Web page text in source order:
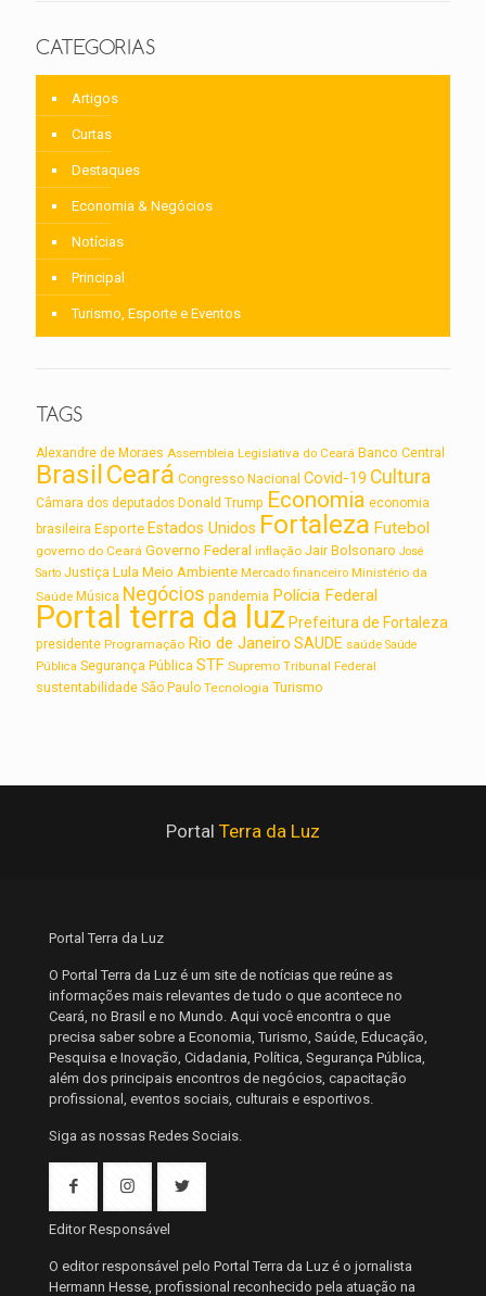
CATEGORIAS
Artigos
Curtas
Destaques
Economia & Negócios
Notícias
Principal
Turismo, Esporte e Eventos
TAGS
Alexandre de Moraes Assembleia Legislativa do Ceará Banco Central
BrasilCeará Congresso Nacional Covid-19 Cultura
Câmara dos deputados Donald Trump Economia economia
brasileira Esporte Estados Unidos Fortaleza Futebol
governo do Ceará Governo Federal inflação Jair Bolsonaro José
Sarto Justiça Lula Meio Ambiente Mercado financeiro Ministério da
Saúde Música Negócios pandemia Polícia Federal
Portal terra da luzPrefeitura de Fortaleza
presidente Programação Rio de Janeiro SAUDE saúde Saúde
Pública Segurança Pública STF Supremo Tribunal Federal
sustentabilidade São Paulo Tecnologia Turismo
Portal Terra da Luz
Portal Terra da Luz
O Portal Terra da Luz é um site de notícias que reúne as
informações mais relevantes de tudo o que acontece no
Ceará, no Brasil e no Mundo. Aqui você encontra o que
precisa saber sobre a Economia, Turismo, Saúde, Educação,
Pesquisa e Inovação, Cidadania, Política, Segurança Pública,
além dos principais encontros de negócios, capacitação
profissional, eventos sociais, culturais e esportivos.
Siga as nossas Redes Sociais.
Editor Responsável
O editor responsável pelo Portal Terra da Luz é o jornalista
Hermann Hesse, profissional reconhecido pela atuação na